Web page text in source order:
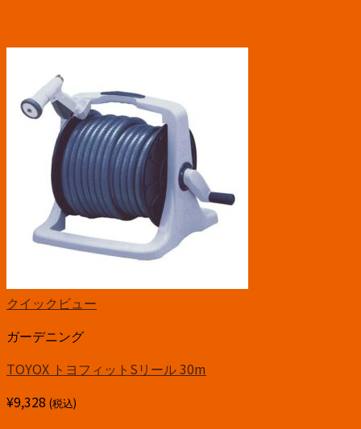
クイックビュー
ガーデニング
TOYOX トヨフィットSリール 30m
¥9,328 (税込)